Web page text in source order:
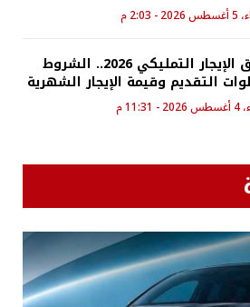
م
شقق الإيجار التمليكي 2026.. الشروط
التقديم وقيمة الإيجار الشهرية
م